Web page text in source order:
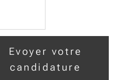
Evoyer votre
candidature